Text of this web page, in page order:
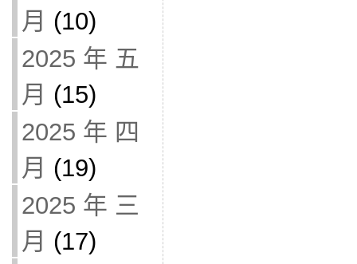
月 (10)
2025 年 五
月 (15)
2025 年 四
月 (19)
2025 年 三
月 (17)